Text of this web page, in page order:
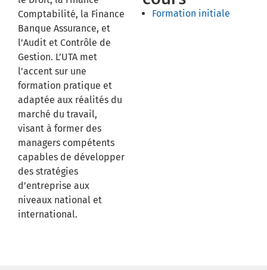
Comptabilité, la Finance
Banque Assurance, et
l’Audit et Contrôle de
Gestion. L’UTA met
l’accent sur une
formation pratique et
adaptée aux réalités du
marché du travail,
visant à former des
managers compétents
capables de développer
des stratégies
d’entreprise aux
niveaux national et
international.
Formation initiale